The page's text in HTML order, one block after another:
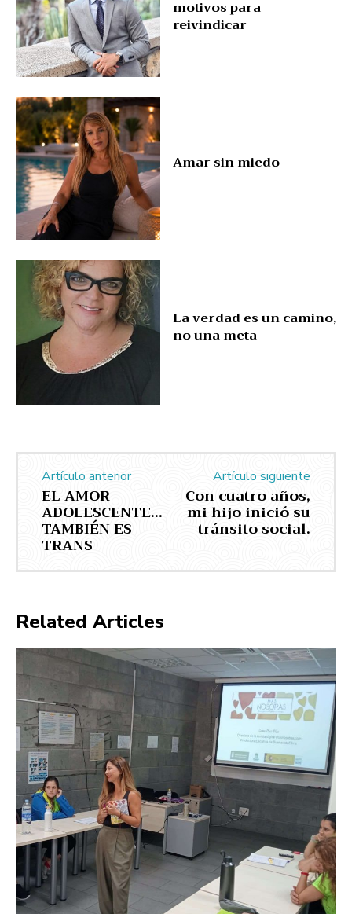
motivos para
reivindicar
Amar sin miedo
La verdad es un camino,
no una meta
Artículo anterior
EL AMOR
ADOLESCENTE…
TAMBIÉN ES
TRANS
Artículo siguiente
Con cuatro años,
mi hijo inició su
tránsito social.
Related Articles